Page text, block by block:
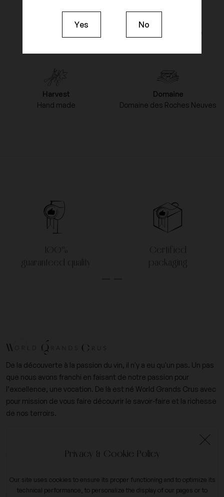
Yes No
Type of Agriculture
Harvest
Hand made
Domaine
Domaine des Roches Neuves
100%
guaranteed quality
Certified
packaging
De la découverte à la passion du vin, il n'y a eu qu'un pas. Un pas
que nous avons franchi en faisant de notre passion pour
l’excellence, une vocation. De là est né World Grands Crus avec
pour mission de vous faire découvrir le savoir-faire et la richesse
de nos terroirs.
contact@worldgrandscrus.com
Privacy & Cookie Policy
Our site uses cookies to ensure its proper functioning and to optimize its
technical performance, to personalize the display of our pages or to